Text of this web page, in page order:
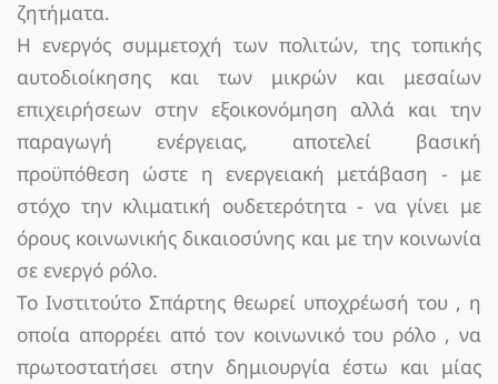
ζητήματα.
Η ενεργός συμμετοχή των πολιτών, της τοπικής
αυτοδιοίκησης και των μικρών και μεσαίων
επιχειρήσεων στην εξοικονόμηση αλλά και την
παραγωγή ενέργειας, αποτελεί βασική
προϋπόθεση ώστε η ενεργειακή μετάβαση - με
στόχο την κλιματική ουδετερότητα - να γίνει με
όρους κοινωνικής δικαιοσύνης και με την κοινωνία
σε ενεργό ρόλο.
Το Ινστιτούτο Σπάρτης θεωρεί υποχρέωσή του , η
οποία απορρέει από τον κοινωνικό του ρόλο , να
πρωτοστατήσει στην δημιουργία έστω και μίας